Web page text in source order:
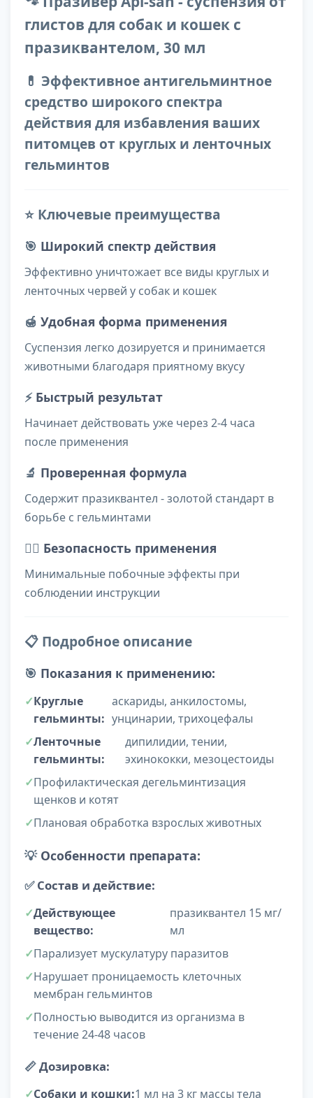
глистов для собак и кошек с
празиквантелом, 30 мл
💊 Эффективное антигельминтное
средство широкого спектра
действия для избавления ваших
питомцев от круглых и ленточных
гельминтов
⭐ Ключевые преимущества
🎯 Широкий спектр действия
Эффективно уничтожает все виды круглых и
ленточных червей у собак и кошек
🍯 Удобная форма применения
Суспензия легко дозируется и принимается
животными благодаря приятному вкусу
⚡ Быстрый результат
Начинает действовать уже через 2-4 часа
после применения
🔬 Проверенная формула
Содержит празиквантел - золотой стандарт в
борьбе с гельминтами
👨‍⚕️ Безопасность применения
Минимальные побочные эффекты при
соблюдении инструкции
📋 Подробное описание
🎯 Показания к применению:
Круглые
гельминты:
аскариды, анкилостомы,
унцинарии, трихоцефалы
Ленточные
гельминты:
дипилидии, тении,
эхинококки, мезоцестоиды
Профилактическая дегельминтизация
щенков и котят
Плановая обработка взрослых животных
💡 Особенности препарата:
✅Состав и действие:
Действующее
вещество:
празиквантел 15 мг/
мл
Парализует мускулатуру паразитов
Нарушает проницаемость клеточных
мембран гельминтов
Полностью выводится из организма в
течение 24-48 часов
📏Дозировка:
Собаки и кошки:1 мл на 3 кг массы тела